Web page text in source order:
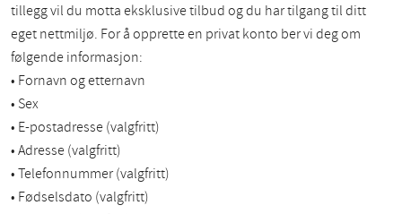
tillegg vil du motta eksklusive tilbud og du har tilgang til ditt
eget nettmiljø. For å opprette en privat konto ber vi deg om
følgende informasjon:
• Fornavn og etternavn
• Sex
• E-postadresse (valgfritt)
• Adresse (valgfritt)
• Telefonnummer (valgfritt)
• Fødselsdato (valgfritt)